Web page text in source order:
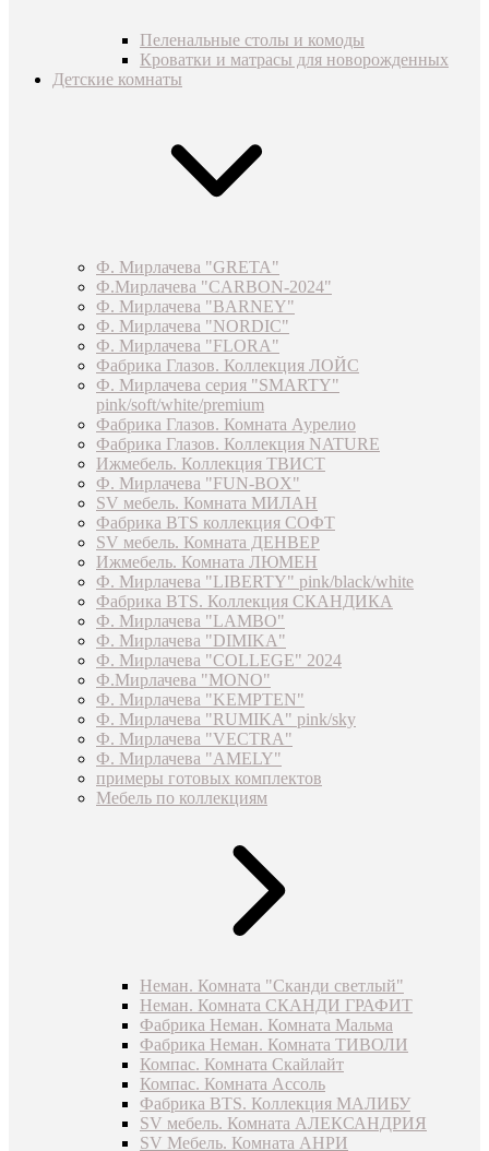
Пеленальные столы и комоды
Кроватки и матрасы для новорожденных
Детские комнаты
Ф. Мирлачева "GRETA"
Ф.Мирлачева "CARBON-2024"
Ф. Мирлачева "BARNEY"
Ф. Мирлачева "NORDIC"
Ф. Мирлачева "FLORA"
Фабрика Глазов. Коллекция ЛОЙС
Ф. Мирлачева серия "SMARTY"
pink/soft/white/premium
Фабрика Глазов. Комната Аурелио
Фабрика Глазов. Коллекция NATURE
Ижмебель. Коллекция ТВИСТ
Ф. Мирлачева "FUN-BOX"
SV мебель. Комната МИЛАН
Фабрика BTS коллекция СОФТ
SV мебель. Комната ДЕНВЕР
Ижмебель. Комната ЛЮМЕН
Ф. Мирлачева "LIBERTY" pink/black/white
Фабрика BTS. Коллекция СКАНДИКА
Ф. Мирлачева "LAMBO"
Ф. Мирлачева "DIMIKA"
Ф. Мирлачева "COLLEGE" 2024
Ф.Мирлачева "MONO"
Ф. Мирлачева "KEMPTEN"
Ф. Мирлачева "RUMIKA" pink/sky
Ф. Мирлачева "VECTRA"
Ф. Мирлачева "AMELY"
примеры готовых комплектов
Мебель по коллекциям
Неман. Комната "Сканди светлый"
Неман. Комната СКАНДИ ГРАФИТ
Фабрика Неман. Комната Мальма
Фабрика Неман. Комната ТИВОЛИ
Компас. Комната Скайлайт
Компас. Комната Ассоль
Фабрика BTS. Коллекция МАЛИБУ
SV мебель. Комната АЛЕКСАНДРИЯ
SV Мебель. Комната АНРИ